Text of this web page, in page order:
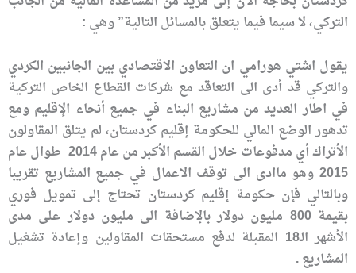
التركي، لا سيما فيما يتعلق بالمسائل التالية” وهي :
يقول اشتي هورامي ان التعاون الاقتصادي بين الجانبين الكردي
والتركي قد أدى الى التعاقد مع شركات القطاع الخاص التركية
في اطار العديد من مشاريع البناء في جميع أنحاء الإقليم ومع
تدهور الوضع المالي للحكومة إقليم كردستان، لم يتلق المقاولون
الأتراك أي مدفوعات خلال القسم الأكبر من عام 2014 طوال عام
2015 وهو ماادى الى توقف الاعمال في جميع المشاريع تقريبا
وبالتالي فإن حكومة إقليم كردستان تحتاج إلى تمويل فوري
بقيمة 800 مليون دولار بالإضافة الى مليون دولار على مدى
الأشهر الـ18 المقبلة لدفع مستحقات المقاولين وإعادة تشغيل
المشاريع .